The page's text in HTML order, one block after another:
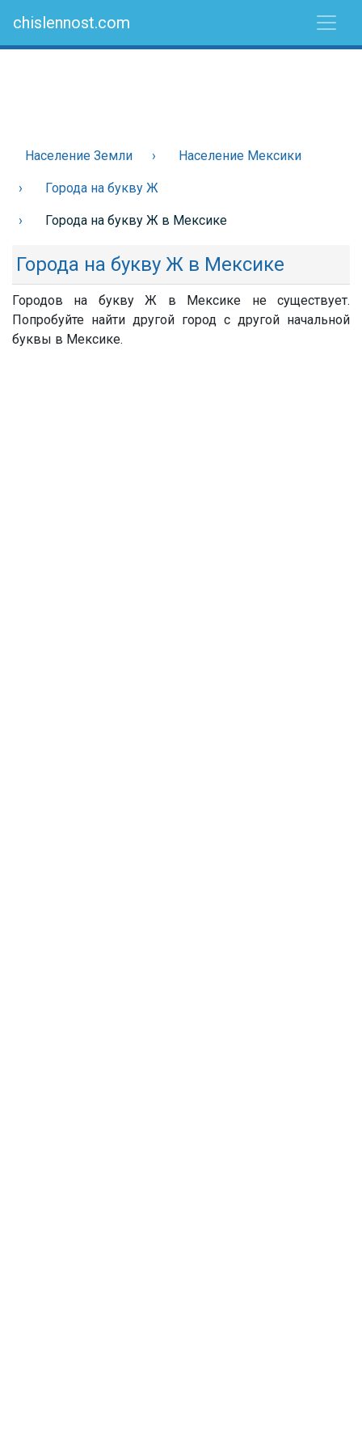
chislennost.com
Население Земли Население Мексики
Города на букву Ж
Города на букву Ж в Мексике
Города на букву Ж в Мексике
Городов на букву Ж в Мексике не существует.
Попробуйте найти другой город с другой начальной
буквы в Мексике.